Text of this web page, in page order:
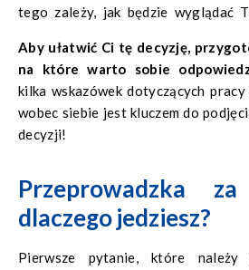
tego zależy, jak będzie wyglądać
Aby ułatwić Ci tę decyzję,
na które warto sobie
kilka wskazówek dotyczących
wobec siebie jest kluczem do
decyzji!
Przeprowadzka
dlaczego jedziesz?
Pierwsze pytanie, które należy